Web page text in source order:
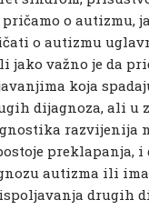
o autizmu,
o autizmu
jako važno je da
koja
dijagnoza, ali u
razvijenija
preklapanja, i
autizma ili
drugih